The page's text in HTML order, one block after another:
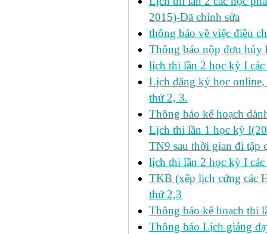
2015)-Đã chỉnh sửa
thông báo về việc điều
Thông báo nộp đơn hủy
lịch thi lần 2 học kỳ I
Lịch đăng ký học
thứ 2, 3.
Thông báo kế hoạch
Lịch thi lần 1 học kỳ
TN9 sau thời gian đi tập
lịch thi lần 2 học kỳ I
TKB (xếp lịch cứng các
thứ 2,3
Thông báo kế hoạch thi
Thông báo Lịch giảng